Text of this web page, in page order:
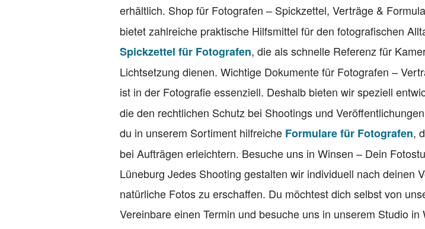
erhältlich. Shop für Fotografen – Spickzettel, Verträge &
bietet zahlreiche praktische Hilfsmittel für den fotografischen
Spickzettel für Fotografen, die als schnelle Referenz für
Lichtsetzung dienen. Wichtige Dokumente für Fotografen –
ist in der Fotografie essenziell. Deshalb bieten wir speziell
die den rechtlichen Schutz bei Shootings und
du in unserem Sortiment hilfreiche Formulare für Fotografen,
bei Aufträgen erleichtern. Besuche uns in Winsen – Dein
Lüneburg Jedes Shooting gestalten wir individuell nach deinen
natürliche Fotos zu erschaffen. Du möchtest dich selbst von
Vereinbare einen Termin und besuche uns in unserem Studio in